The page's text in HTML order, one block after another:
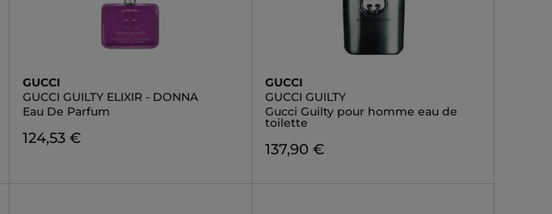
GUCCI
GUCCI GUILTY ELIXIR - DONNA
Eau De Parfum
124,53 €
GUCCI
GUCCI GUILTY
Gucci Guilty pour homme eau de
toilette
137,90 €